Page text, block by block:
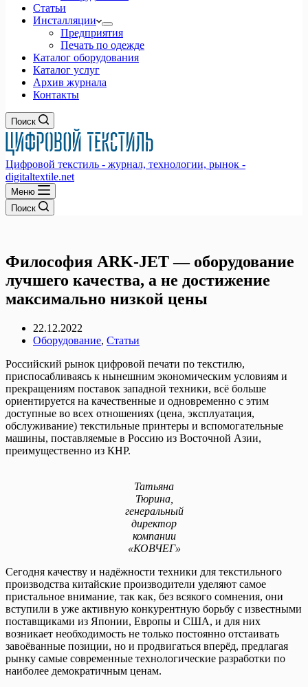
Статьи
Инсталляции
Предприятия
Печать по одежде
Каталог оборудования
Каталог услуг
Архив журнала
Контакты
Поиск
Цифровой текстиль - журнал, технологии, рынок -
digitaltextile.net
Меню
Поиск
Философия ARK-JET — оборудование
лучшего качества, а не достижение
максимально низкой цены
22.12.2022
Оборудование, Статьи
Российский рынок цифровой печати по текстилю,
приспосабливаясь к нынешним экономическим условиям и
прекращениям поставок западной техники, всё больше
ориентируется на качественные и одновременно с этим
доступные во всех отношениях (цена, эксплуатация,
обслуживание) текстильные принтеры и вспомогательные
машины, поставляемые в Россию из Восточной Азии,
преимущественно из КНР.
Татьяна
Тюрина,
генеральный
директор
компании
«КОВЧЕГ»
Сегодня качеству и надёжности техники для текстильного
производства китайские производители уделяют самое
пристальное внимание, так как, без всякого сомнения, они
вступили в уже активную конкурентную борьбу с известными
поставщиками из Японии, Европы и США, и для них
возникает необходимость не только постоянно отстаивать
завоёванные позиции, но и продвигаться вперёд, предлагая
рынку самые современные технологические разработки по
наиболее демократичным ценам.